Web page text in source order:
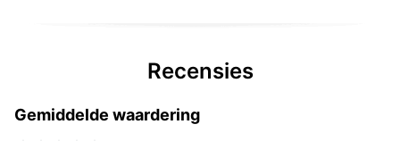
Recensies
Gemiddelde waardering